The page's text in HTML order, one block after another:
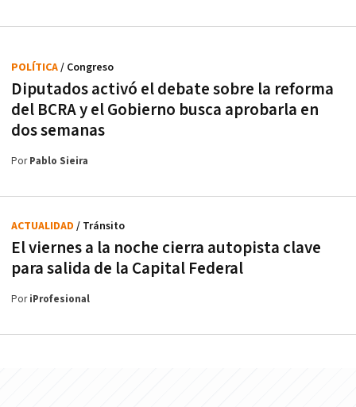
Diputados activó el debate sobre la reforma
del BCRA y el Gobierno busca aprobarla en
dos semanas
POLÍTICA/ Congreso
PorPablo Sieira
El viernes a la noche cierra autopista clave
para salida de la Capital Federal
ACTUALIDAD / Tránsito
PoriProfesional